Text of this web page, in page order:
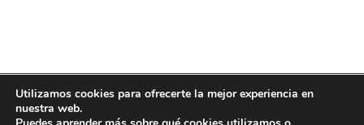
© 2026 ACSZero – una marca de Menos Energía, S.L.
Utilizamos cookies para ofrecerte la mejor experiencia en
nuestra web.